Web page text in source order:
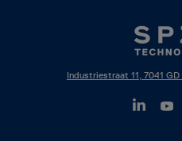
Industriestraat 11, 7041